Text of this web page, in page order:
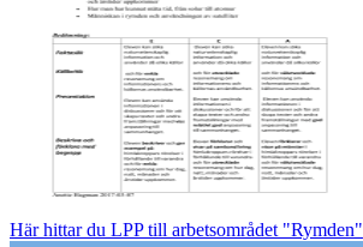
Här hittar du LPP till arbetsområdet "Rymden"